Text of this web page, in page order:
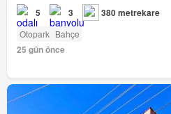
5 3 380 metrekare
Otopark Bahçe
25 gün önce